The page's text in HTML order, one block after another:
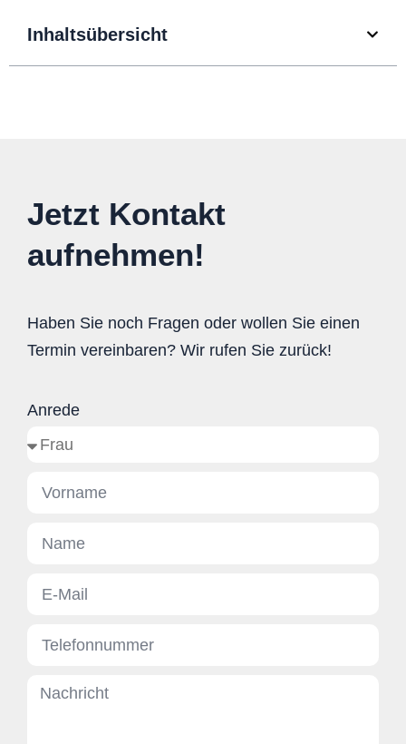
Inhaltsübersicht
Jetzt Kontakt
aufnehmen!
Haben Sie noch Fragen oder wollen Sie einen
Termin vereinbaren? Wir rufen Sie zurück!
Anrede